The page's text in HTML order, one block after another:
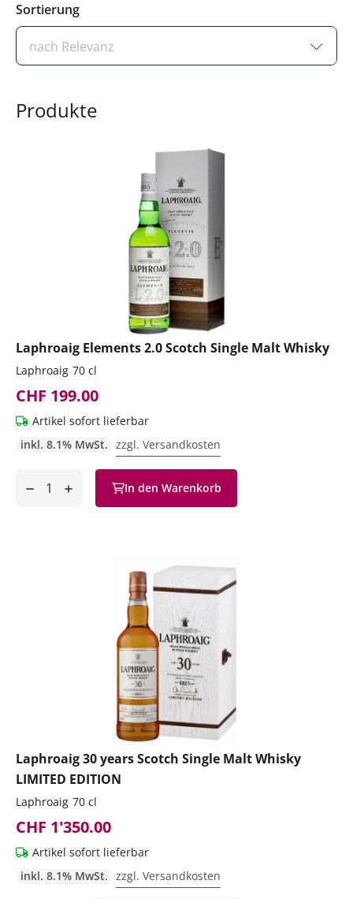
Sortierung
nach Relevanz
Produkte
Laphroaig Elements 2.0 Scotch Single Malt Whisky
Laphroaig 70 cl
CHF 199.00
Artikel sofort lieferbar
inkl. 8.1% MwSt. zzgl. Versandkosten
In den Warenkorb
Laphroaig 30 years Scotch Single Malt Whisky
LIMITED EDITION
Laphroaig 70 cl
CHF 1'350.00
Artikel sofort lieferbar
inkl. 8.1% MwSt. zzgl. Versandkosten